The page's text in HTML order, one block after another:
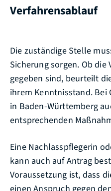
Verfahrensablauf
Die zuständige Stelle
Sicherung sorgen. Ob die
gegeben sind, beurteilt
ihrem Kenntnisstand. Bei
in Baden-Württemberg
entsprechenden
Eine Nachlasspflegerin
kann auch auf Antrag
Voraussetzung ist, dass